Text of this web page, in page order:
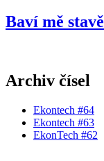
Baví mě
Archiv čísel
Ekontech #64
Ekontech #63
EkonTech #62